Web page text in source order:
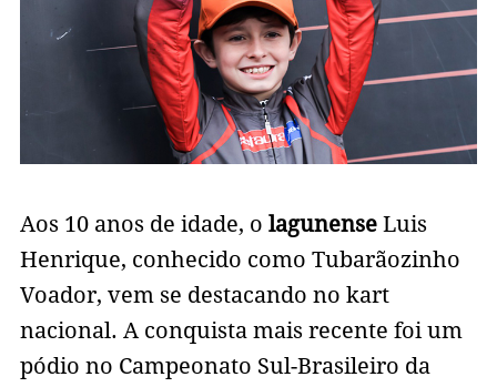
Aos 10 anos de idade, o lagunenseLuis
Henrique, conhecido como Tubarãozinho
Voador, vem se destacando no kart
nacional. A conquista mais recente foi um
pódio no Campeonato Sul-Brasileiro da